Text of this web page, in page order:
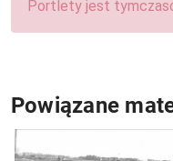
Portlety jest
Powiązane